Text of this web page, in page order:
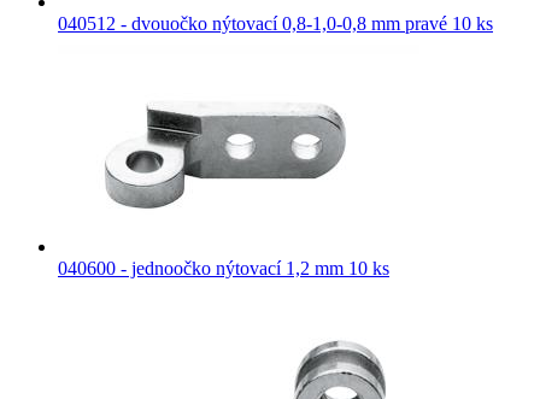
040512 - dvouočko nýtovací 0,8-1,0-0,8 mm pravé 10 ks
040600 - jednoočko nýtovací 1,2 mm 10 ks